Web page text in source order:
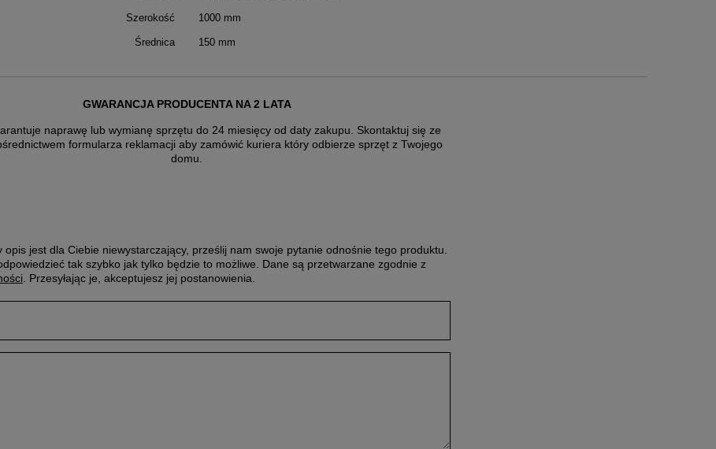
Szerokość 1000 mm
Średnica 150 mm
GWARANCJA PRODUCENTA NA 2 LATA
naprawę lub wymianę sprzętu do 24 miesięcy od daty zakupu. Skontaktuj się ze
formularza reklamacji abyzamówić kuriera który odbierze sprzęt z Twojego
domu.
opis jest dla Ciebie niewystarczający, prześlij nam swoje pytanie odnośnie tego produktu.
tak szybko jak tylko będzie to możliwe. Dane są przetwarzane zgodnie z
. Przesyłając je, akceptujesz jej postanowienia.